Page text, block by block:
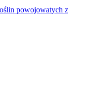
powojowatych z